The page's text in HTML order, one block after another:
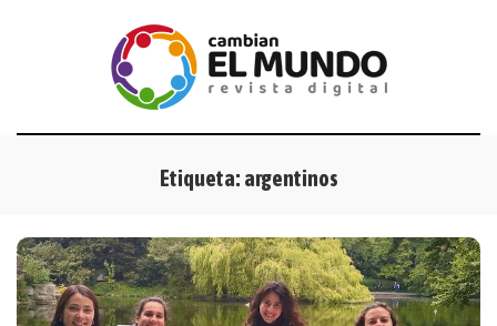
Etiqueta: argentinos